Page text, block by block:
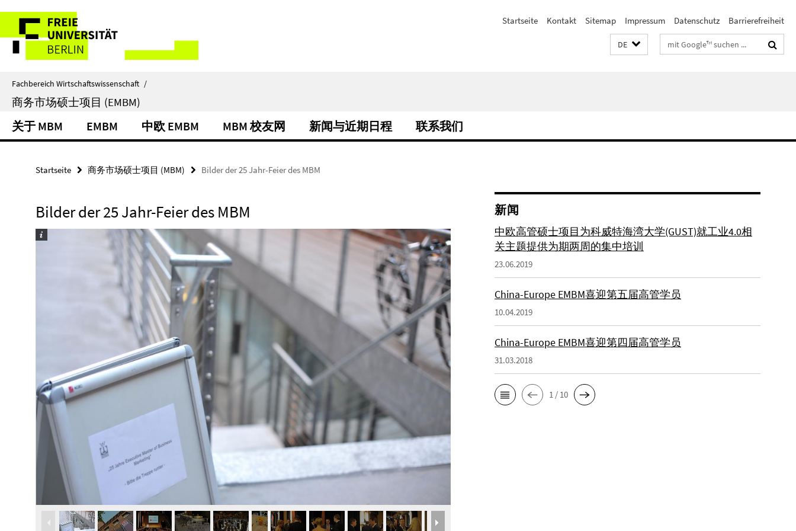
direkt
zu
Inhalt
Service-
Navigation
Startseite Kontakt Sitemap Impressum Datenschutz Barrierefreiheit
DE Suchbegriffe
Fachbereich Wirtschaftswissenschaft /
商务市场硕士项目 (EMBM)
关于 MBM EMBM 中欧 EMBM MBM 校友网 新闻与近期日程 联系我们
Startseite 商务市场硕士项目 (MBM) Bilder der 25 Jahr-Feier des MBM
Bilder der 25 Jahr-Feier des MBM 新闻
中欧高管硕士项目为科威特海湾大学(GUST)就工业4.0相
关主题提供为期两周的集中培训
23.06.2019
China-Europe EMBM喜迎第五届高管学员
10.04.2019
China-Europe EMBM喜迎第四届高管学员
31.03.2018
1 / 10